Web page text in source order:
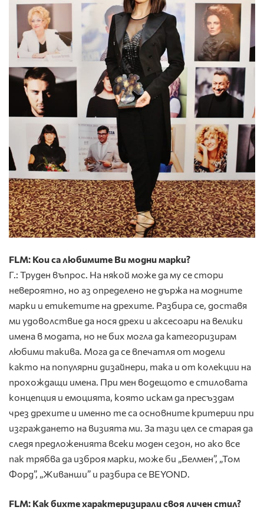
FLM: Кои са любимите Ви модни марки?
Г.: Труден въпрос. На някой може да му се стори
невероятно, но аз определено не държа на модните
марки и етикетите на дрехите. Разбира се, доставя
ми удоволствие да нося дрехи и аксесоари на велики
имена в модата, но не бих могла да категоризирам
любими такива. Мога да се впечатля от модели
както на популярни дизайнери, така и от колекции на
прохождащи имена. При мен водещото е стиловата
концепция и емоцията, която искам да пресъздам
чрез дрехите и именно те са основните критерии при
изграждането на визията ми. За тази цел се старая да
следя предложенията всеки моден сезон, но ако все
пак трябва да изброя марки, може би „Белмен”, „Том
Форд”, „Живанши” и разбира се BEYOND.
FLM: Как бихте характеризирали своя личен стил?